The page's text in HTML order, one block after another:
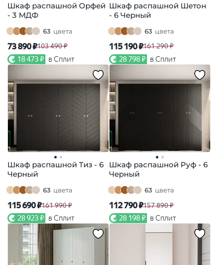
Шкаф распашной Орфей
- 3 МДФ
63 цвета
73 890 ₽103 490 ₽
18 473 ₽ в Сплит
Шкаф распашной Шетон
- 6 Черный
63 цвета
115 190 ₽161 290 ₽
28 798 ₽ в Сплит
Шкаф распашной Тиз - 6
Черный
63 цвета
115 690 ₽161 990 ₽
28 923 ₽ в Сплит
Шкаф распашной Руф - 6
Черный
63 цвета
112 790 ₽157 890 ₽
28 198 ₽ в Сплит